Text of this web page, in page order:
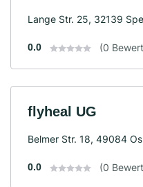
Lange Str. 25, 32139
0.0 (0
flyheal UG
Belmer Str. 18, 49084
0.0 (0